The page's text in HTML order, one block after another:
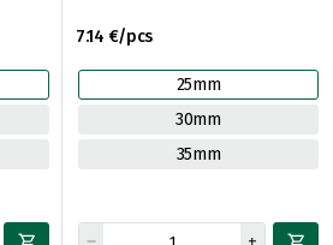
7.14 €/pcs
25mm
30mm
35mm